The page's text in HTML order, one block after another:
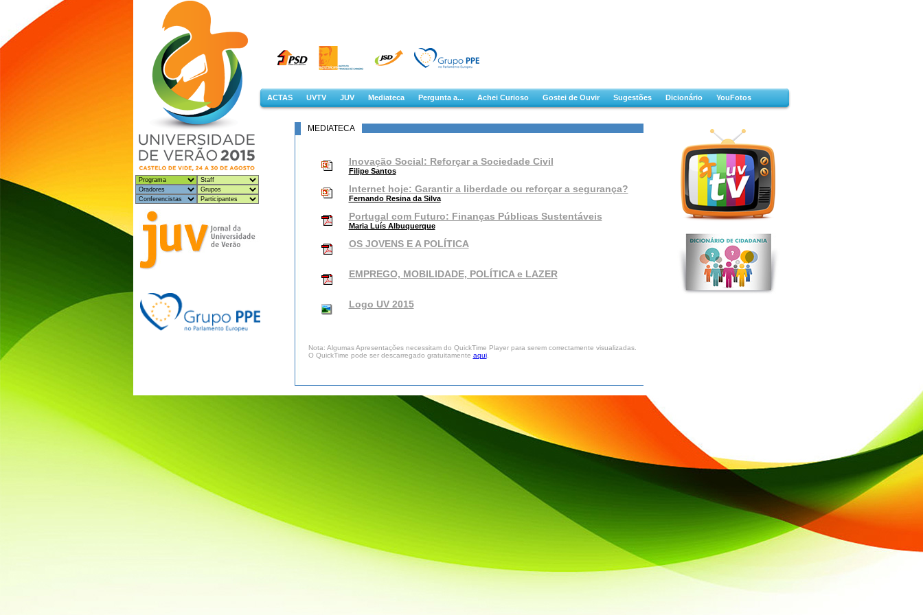
ACTAS UVTV JUV Mediateca Pergunta a... Achei Curioso Gostei de Ouvir Sugestões Dicionário YouFotos
MEDIATECA
Inovação Social: Reforçar a Sociedade Civil
Filipe Santos
Internet hoje: Garantir a liberdade ou reforçar a segurança?
Fernando Resina da Silva
Portugal com Futuro: Finanças Públicas Sustentáveis
Maria Luís Albuquerque
OS JOVENS E A POLÍTICA
EMPREGO, MOBILIDADE, POLÍTICA e LAZER
Logo UV 2015
Nota: Algumas Apresentações necessitam do QuickTime Player para serem correctamente visualizadas.
O QuickTime pode ser descarregado gratuitamente aqui.